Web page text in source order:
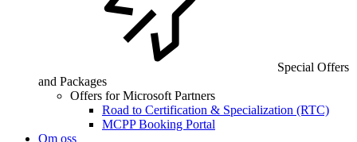
Special Offers
and Packages
Offers for Microsoft Partners
Road to Certification & Specialization (RTC)
MCPP Booking Portal
Om oss